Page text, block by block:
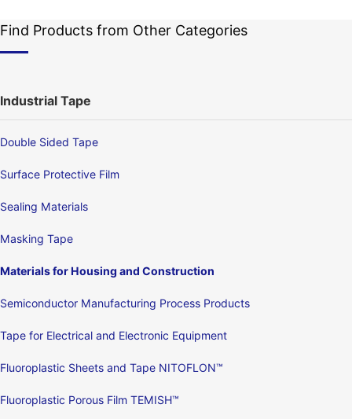
Find Products from Other Categories
Industrial Tape
Double Sided Tape
Surface Protective Film
Sealing Materials
Masking Tape
Materials for Housing and Construction
Semiconductor Manufacturing Process Products
Tape for Electrical and Electronic Equipment
Fluoroplastic Sheets and Tape NITOFLON™
Fluoroplastic Porous Film TEMISH™